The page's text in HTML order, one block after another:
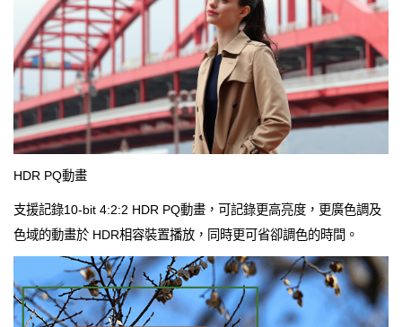
HDR PQ動畫
支援記錄10-bit 4:2:2 HDR PQ動畫，可記錄更高亮度，更廣色調及
色域的動畫於 HDR相容裝置播放，同時更可省卻調色的時間。